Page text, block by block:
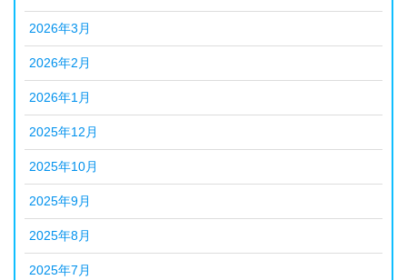
2026年3月
2026年2月
2026年1月
2025年12月
2025年10月
2025年9月
2025年8月
2025年7月